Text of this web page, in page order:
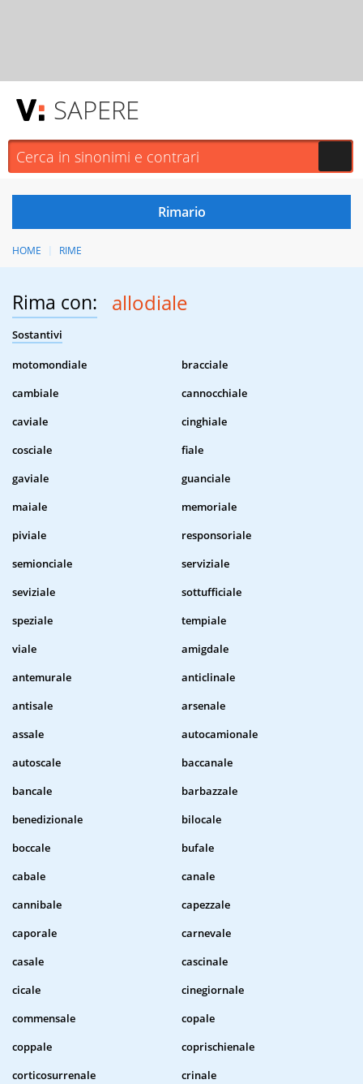
SAPERE
HOME RIME
Rima con: allodiale
Sostantivi
motomondiale
bracciale
cambiale
cannocchiale
caviale
cinghiale
cosciale
fiale
gaviale
guanciale
maiale
memoriale
piviale
responsoriale
semionciale
serviziale
seviziale
sottufficiale
speziale
tempiale
viale
amigdale
antemurale
anticlinale
antisale
arsenale
assale
autocamionale
autoscale
baccanale
bancale
barbazzale
benedizionale
bilocale
boccale
bufale
cabale
canale
cannibale
capezzale
caporale
carnevale
casale
cascinale
cicale
cinegiornale
commensale
copale
coppale
coprischienale
corticosurrenale
crinale